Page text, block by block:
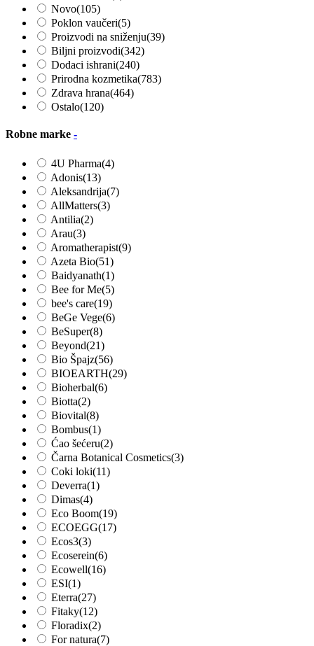
Novo(105)
Poklon vaučeri(5)
Proizvodi na sniženju(39)
Biljni proizvodi(342)
Dodaci ishrani(240)
Prirodna kozmetika(783)
Zdrava hrana(464)
Ostalo(120)
Robne marke -
4U Pharma(4)
Adonis(13)
Aleksandrija(7)
AllMatters(3)
Antilia(2)
Arau(3)
Aromatherapist(9)
Azeta Bio(51)
Baidyanath(1)
Bee for Me(5)
bee's care(19)
BeGe Vege(6)
BeSuper(8)
Beyond(21)
Bio Špajz(56)
BIOEARTH(29)
Bioherbal(6)
Biotta(2)
Biovital(8)
Bombus(1)
Ćao šećeru(2)
Čarna Botanical Cosmetics(3)
Coki loki(11)
Deverra(1)
Dimas(4)
Eco Boom(19)
ECOEGG(17)
Ecos3(3)
Ecoserein(6)
Ecowell(16)
ESI(1)
Eterra(27)
Fitaky(12)
Floradix(2)
For natura(7)